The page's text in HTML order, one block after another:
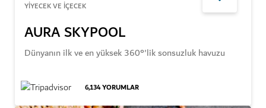
YIYECEK VE İÇECEK
AURA SKYPOOL
Dünyanın ilk ve en yüksek 360°'lik sonsuzluk havuzu
6,134YORUMLAR